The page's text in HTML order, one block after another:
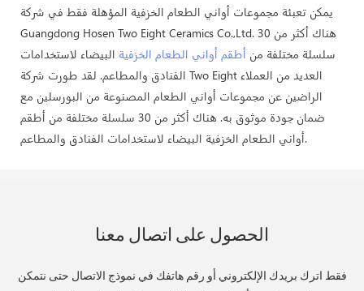
يمكن تعبئة مجموعات أواني الطعام الخزفية المؤهلة فقط في شركة
Guangdong Hosen Two Eight Ceramics Co.,Ltd. هناك أكثر من 30
سلسلة مختلفة من أطقم أواني الطعام الخزفية البيضاء لاستخدامات
الفنادق والمطاعم. لقد طورت شركة Two Eight العديد من العملاء
الراضين عن مجموعات أواني الطعام المصنوعة من البورسلين مع
ضمان جودة موثوق به. هناك أكثر من 30 سلسلة مختلفة من أطقم
أواني الطعام الخزفية البيضاء لاستخدامات الفنادق والمطاعم.
الحصول على اتصال معنا
فقط اترك بريدك الإلكتروني أو رقم هاتفك في نموذج الاتصال حتى نتمكن